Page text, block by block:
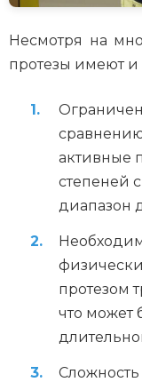
Несмотря на
протезы имеют
активные
степеней
диапазон
протезом
что может